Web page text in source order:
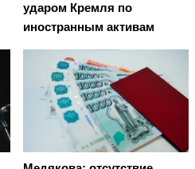
ударом Кремля по
иностранным активам